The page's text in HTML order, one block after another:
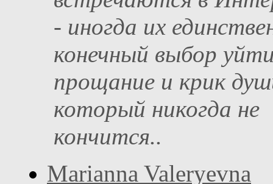
- иногда их
конечный выбор
прощание и крик
который никогда не
кончится..
Marianna Valeryevna